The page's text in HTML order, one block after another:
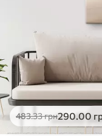
483.33грн290.00